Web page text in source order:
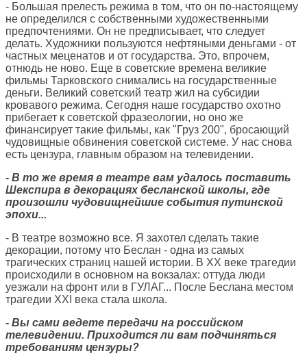
- Большая прелесть режима в том, что он по-настоящему
не определился с собственными художественными
предпочтениями. Он не предписывает, что следует
делать. Художники пользуются нефтяными деньгами - от
частных меценатов и от государства. Это, впрочем,
отнюдь не ново. Еще в советские времена великие
фильмы Тарковского снимались на государственные
деньги. Великий советский театр жил на субсидии
кровавого режима. Сегодня наше государство охотно
прибегает к советской фразеологии, но оно же
финансирует такие фильмы, как "Груз 200", бросающий
чудовищные обвинения советской системе. У нас снова
есть цензура, главным образом на телевидении.
- В то же время в театре вам удалось поставить
Шекспира в декорациях бесланской школы, где
произошли чудовищнейшие события путинской
эпохи...
- В театре возможно все. Я захотел сделать такие
декорации, потому что Беслан - одна из самых
трагических страниц нашей истории. В XX веке трагедии
происходили в основном на вокзалах: оттуда люди
уезжали на фронт или в ГУЛАГ... После Беслана местом
трагедии XXI века стала школа.
- Вы сами ведете передачи на российском
телевидении. Приходится ли вам подчиняться
требованиям цензуры?